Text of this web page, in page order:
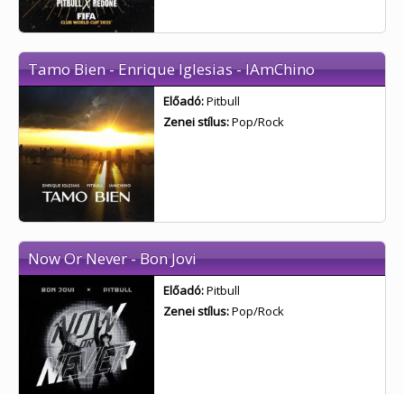
Tamo Bien - Enrique Iglesias - IAmChino
Előadó:Pitbull
Zenei stílus:Pop/Rock
Now Or Never - Bon Jovi
Előadó:Pitbull
Zenei stílus:Pop/Rock